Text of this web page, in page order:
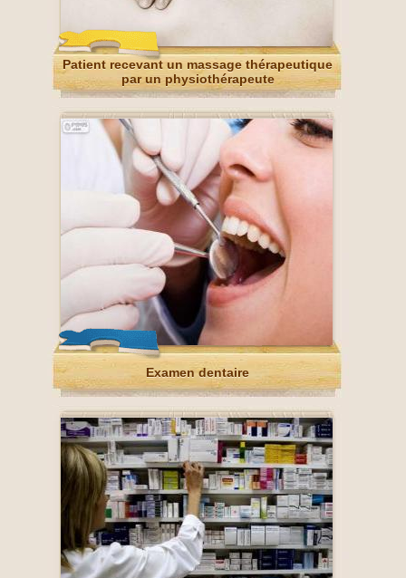
Patient recevant un massage thérapeutique
par un physiothérapeute
Examen dentaire